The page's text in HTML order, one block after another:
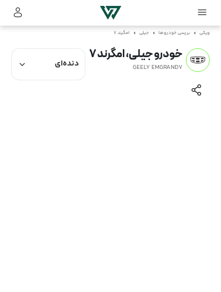
ویکی بررسی خودروها جیلی امگرند 7
خودرو جیلی، امگرند 7
GEELY EMGRAND7